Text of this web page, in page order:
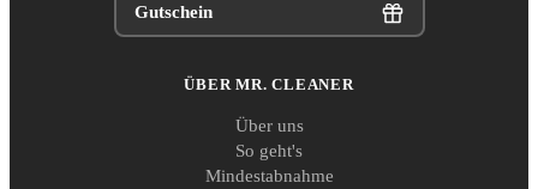
Gutschein
ÜBER MR. CLEANER
Über uns
So geht's
Mindestabnahme